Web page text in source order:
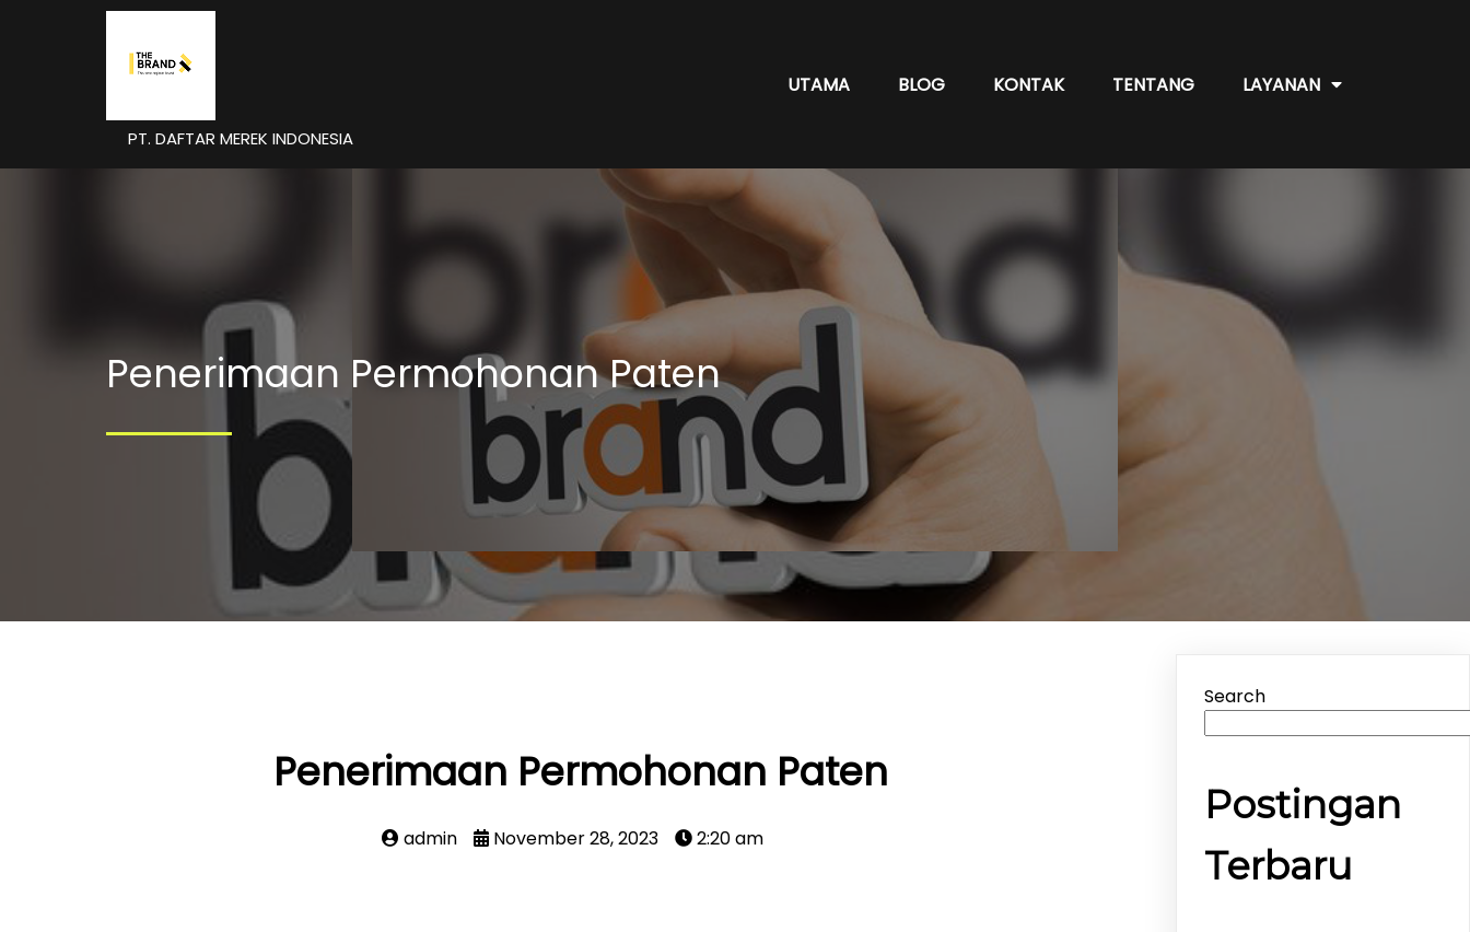
PT. DAFTAR MEREK INDONESIA
UTAMA BLOG KONTAK TENTANG LAYANAN
Penerimaan Permohonan Paten
Penerimaan Permohonan Paten
admin November 28, 2023 2:20 am
Search
Postingan
Terbaru